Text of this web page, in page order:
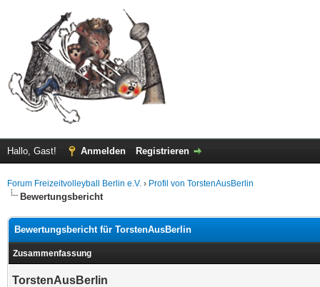
Hallo, Gast! Anmelden Registrieren
Forum Freizeitvolleyball Berlin e.V. › Profil von TorstenAusBerlin
Bewertungsbericht
Bewertungsbericht für TorstenAusBerlin
Zusammenfassung
TorstenAusBerlin